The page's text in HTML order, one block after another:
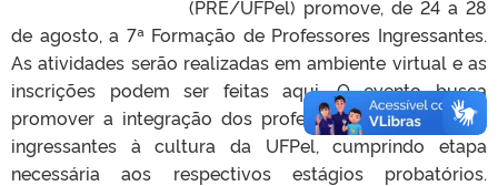
(PRE/UFPel) promove, de 24 a 28
de agosto, a 7ª Formação de Professores Ingressantes.
As atividades serão realizadas em ambiente virtual e as
inscrições podem ser feitas aqui. O evento busca
promover a integração dos professores e professoras
ingressantes à cultura da UFPel, cumprindo etapa
necessária aos respectivos estágios probatórios.